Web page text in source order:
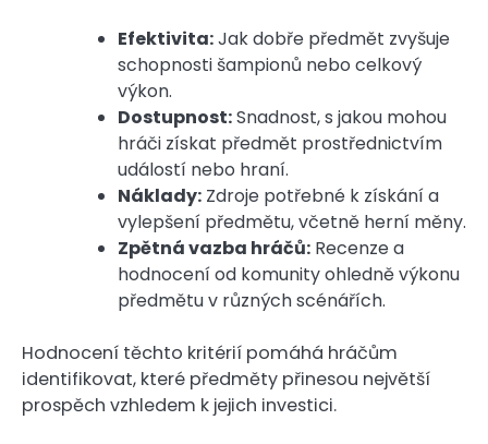
Efektivita:Jak dobře předmět zvyšuje
schopnosti šampionů nebo celkový
výkon.
Dostupnost:Snadnost, s jakou mohou
hráči získat předmět prostřednictvím
událostí nebo hraní.
Náklady: Zdroje potřebné k získání a
vylepšení předmětu, včetně herní měny.
Zpětná vazba hráčů: Recenze a
hodnocení od komunity ohledně výkonu
předmětu v různých scénářích.
Hodnocení těchto kritérií pomáhá hráčům
identifikovat, které předměty přinesou největší
prospěch vzhledem k jejich investici.